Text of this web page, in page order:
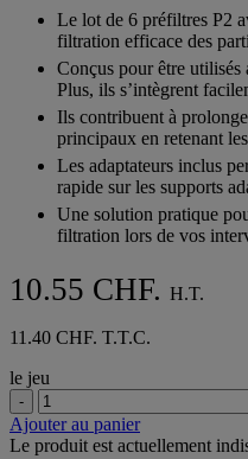
étoiles.
Le lot de 6 préfiltres P2
filtration efficace des
Conçus pour être utilisés
Plus, ils s’intègrent
Ils contribuent à
principaux en retenant
Les adaptateurs inclus
rapide sur les supports
Une solution pratique
filtration lors de vos
10.55 CHF. H.T.
11.40 CHF. T.T.C.
le jeu
-
Ajouter au panier
Le produit est actuellement